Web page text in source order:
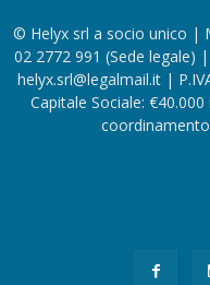
© Helyx srl a socio unico |
02 2772 991 (Sede legale)
helyx.srl@legalmail.it |
Capitale Sociale: